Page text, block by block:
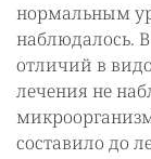
нормальным
наблюдалось.
отличий в
лечения не
составило до